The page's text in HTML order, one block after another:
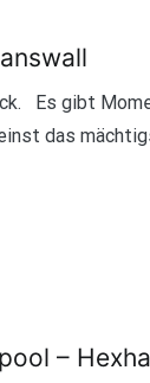
Es gibt
das
–